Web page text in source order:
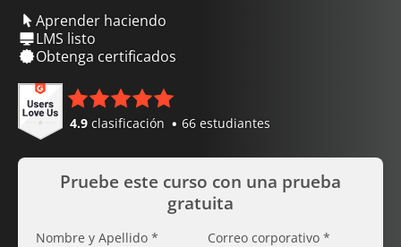
Aprender haciendo
LMS listo
Obtenga certificados
4.9 clasificación 66 estudiantes
Pruebe este curso con una prueba
gratuita
Nombre y Apellido * Correo corporativo *